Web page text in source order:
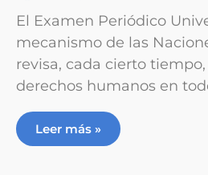
El Examen Periódico
mecanismo de las
revisa, cada cierto
derechos humanos en
Leer más »